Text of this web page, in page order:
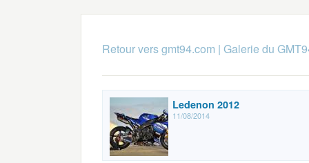
Retour vers gmt94.com | Galerie du
Ledenon 2012
11/08/2014